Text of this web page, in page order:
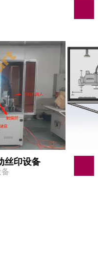
丝印设备